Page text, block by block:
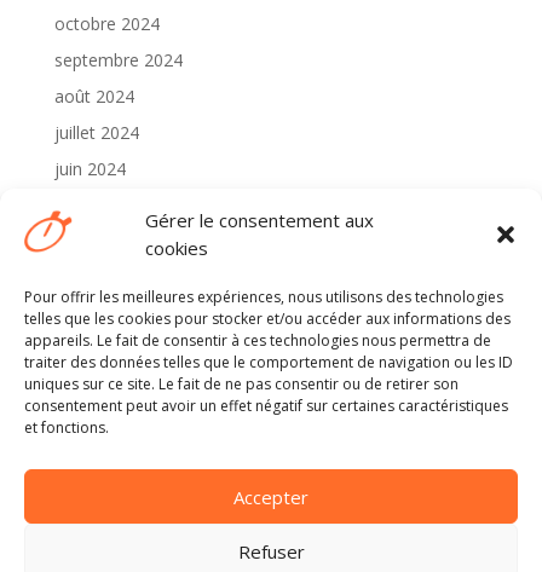
Gérer le consentement aux
cookies
Pour offrir les meilleures expériences, nous utilisons des technologies
telles que les cookies pour stocker et/ou accéder aux informations des
appareils. Le fait de consentir à ces technologies nous permettra de
traiter des données telles que le comportement de navigation ou les ID
uniques sur ce site. Le fait de ne pas consentir ou de retirer son
consentement peut avoir un effet négatif sur certaines caractéristiques
et fonctions.
Accepter
Refuser
octobre 2024
septembre 2024
août 2024
juillet 2024
juin 2024
mai 2024
avril 2024
Catégories
2024
Non classé
Méta
Connexion